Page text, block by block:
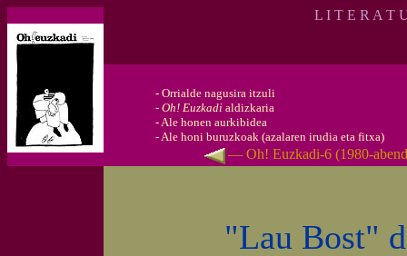
L I T E R A T
- Orrialde nagusira itzuli
- Oh! Euzkadi aldizkaria
-Ale honen aurkibidea
-Ale honi buruzkoak (azalaren irudia eta fitxa)
— Oh! Euzkadi-6 (1980-
"Lau Bost"